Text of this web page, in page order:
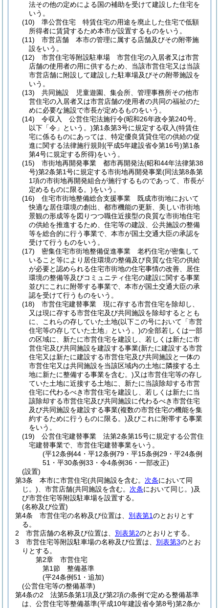
法その他の定めによる国の補助を受けて建設した住宅を
いう。
(10)
準公営住宅 特賃住宅の用途を廃止した住宅で低額
所得者に賃貸するため本市が設置するものをいう。
(11)
市営店舗 本市の管理に属する店舗及びその附帯施
設をいう。
(12)
市営住宅等附設駐車場 市営住宅の入居者又は市営
店舗の使用者の用に供するため、当該市営住宅又は当該
市営店舗に附設して建設した駐車場及びその附帯施設を
いう。
(13)
共同施設 児童遊園、集会所、管理事務所その他市
営住宅の入居者又は市営店舗の使用者の共同の福祉のた
めに必要な施設で市長が定めるものをいう。
(14)
令収入 公営住宅法施行令(昭和26年政令第240号。
以下「令」という。)第1条第3号に規定する収入(特賃住
宅に係るものにあっては、特定優良賃貸住宅の供給の促
進に関する法律施行規則 (平成5年建設省令第16号)第1条
第4号に規定する所得)をいう。
(15)
市街地再開発事業 都市再開発法(昭和44年法律第38
号)第2条第1号に規定する市街地再開発事業(同法第8条第
1項の市街地再開発組合が施行するものであって、市長が
定めるものに限る。)をいう。
(16)
住宅市街地整備総合支援事業 既成市街地において
快適な居住環境の創出、都市機能の更新、美しい市街地
景観の形成等を図りつつ職住近接型の良質な市街地住宅
の供給を推進するため、住宅等の建設、公共施設の整備
等を総合的に行う事業で、本市が国土交通大臣の承認を
受けて行うものをいう。
(17)
密集住宅市街地整備促進事業 老朽住宅が密集して
いること等により居住環境の整備及び良質な住宅の供給
が必要と認められる住宅市街地の住宅事情の改善、居住
環境の整備等及びコミュニティ住宅の建設に関する事業
並びにこれに附帯する事業で、本市が国土交通大臣の承
認を受けて行うものをいう。
(18)
市営住宅建替事業 現に存する市営住宅を除却し、
又は現に存する市営住宅及び共同施設を除却するととも
に、これらの存していた土地(以下この号において「市営
住宅等の存していた土地」という。)の全部若しくは一部
の区域に、新たに市営住宅を建設し、若しくは新たに市
営住宅及び共同施設を建設する事業(新たに建設する市営
住宅又は新たに建設する市営住宅及び共同施設と一体の
市営住宅又は共同施設を当該区域内の土地に隣接する土
地に新たに整備する事業を含む。)又は市営住宅等の存し
ていた土地に近接する土地に、新たに当該除却する市営
住宅に代わるべき市営住宅を建設し、若しくは新たに当
該除却する市営住宅及び共同施設に代わるべき市営住宅
及び共同施設を建設する事業(複数の市営住宅の機能を集
約するために行うものに限る。)及びこれに附帯する事業
をいう。
(19)
公営住宅建替事業 法第2条第15号に規定する公営住
宅建替事業で、市営住宅建替事業をいう。
(平12条例44・平12条例79・平15条例29・平24条例
51・平30条例33・令4条例36・一部改正)
(設置)
第3条
本市に市営住宅(共同施設を含む。 次条において同
じ。) 、市営店舗(共同施設を含む。 次条において同じ。)及
び市営住宅等附設駐車場を設置する。
(名称及び位置)
第4条
市営住宅の名称及び位置は、 別表第1のとおりとす
る。
2
市営店舗の名称及び位置は、 別表第2のとおりとする。
3
市営住宅等附設駐車場の名称及び位置は、 別表第3のとお
りとする。
第2章
市営住宅
第1節
整備基準
(平24条例51・追加)
(公営住宅等の整備基準)
第4条の2
法第5条第1項及び第2項の条例で定める整備基準
は、公営住宅等整備基準(平成10年建設省令第8号)第2条か